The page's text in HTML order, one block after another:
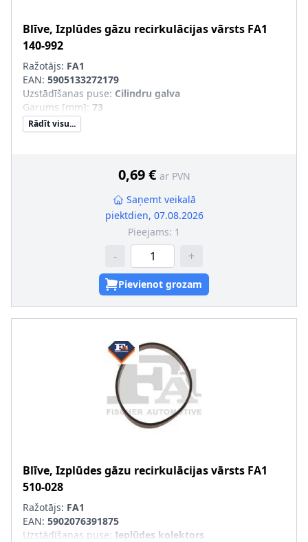
Blīve, Izplūdes gāzu recirkulācijas vārsts FA1
140-992
Ražotājs: FA1
EAN: 5905133272179
Uzstādīšanas puse: Cilindru galva
Garums [mm]: 73
Rādīt visu...
0,69 € ar PVN
Saņemt veikalā
piektdien, 07.08.2026
Pieejams: 1
- +
Pievienot grozam
Blīve, Izplūdes gāzu recirkulācijas vārsts FA1
510-028
Ražotājs: FA1
EAN: 5902076391875
Uzstādīšanas puse: Ieplūdes kolektors